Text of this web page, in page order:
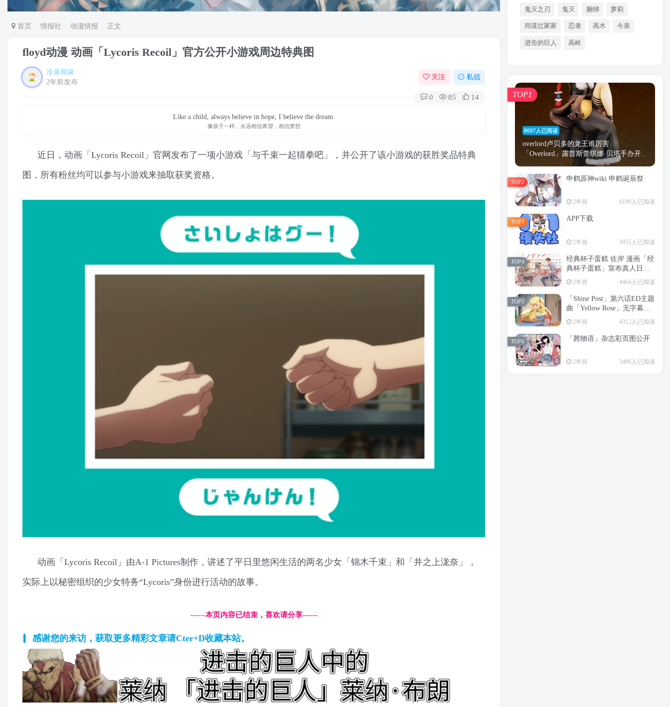
首页 情报社 动漫情报 正文
floyd动漫 动画「Lycoris Recoil」官方公开小游戏周边特典图
冷泉和泉
2年前发布
关注 私信
0 85 14
Like a child, always believe in hope, I believe the dream.
像孩子一样，永远相信希望，相信梦想
近日，动画「Lycoris Recoil」官网发布了一项小游戏「与千束一起猜拳吧」，并公开了该小游戏的获胜奖品特典
图，所有粉丝均可以参与小游戏来抽取获奖资格。
动画「Lycoris Recoil」由A-1 Pictures制作，讲述了平日里悠闲生活的两名少女「锦木千束」和「井之上泷奈」，
实际上以秘密组织的少女特务“Lycoris”身份进行活动的故事。
------本页内容已结束，喜欢请分享------
感谢您的来访，获取更多精彩文章请Cter+D收藏本站。
鬼灭之刃 鬼灭 捆绑 萝莉
间谍过家家 忍者 高木 今泉
进击的巨人 高岭
8697人已阅读
overlord卢贝多的龙王谁厉害
「Overlord」露普斯蕾琪娜·贝塔手办开...
TOP1
申鹤原神wiki 申鹤诞辰祭
2年前 6199人已阅读
TOP2
APP下载
2年前 5055人已阅读
TOP3
经典杯子蛋糕 佐岸 漫画「经
典杯子蛋糕」宣布真人日剧
化
2年前 4464人已阅读
TOP4
「Shine Post」第六话ED主题
曲「Yellow Rose」无字幕MV
公开
2年前 4312人已阅读
TOP5
「茜物语」杂志彩页图公开
2年前 3490人已阅读
TOP6
时间 秘密 手机 海贼王
鬼灭 捆绑 萝莉
间谍过家家 忍者 高木
进击的巨人 高岭
8697人已阅读
overlord卢贝多的龙王谁厉害
「Overlord」露普斯蕾琪娜·贝塔手办开...
TOP1
申鹤原神wiki 申鹤诞辰祭
2年前 6199人已阅读
TOP2
APP下载
2年前 5055人已阅读
TOP3
经典杯子蛋糕 佐岸 漫画「经
典杯子蛋糕」宣布真人日剧
TOP4